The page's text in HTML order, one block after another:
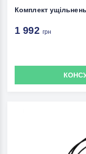
Комплект
1 992 грн